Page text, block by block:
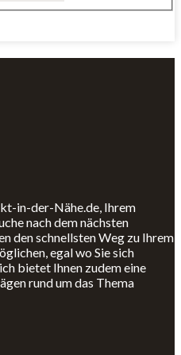
in-der-Nähe.de, Ihrem
nach dem nächsten
den schnellsten Weg zu Ihrem
egal wo Sie sich
bietet Ihnen zudem eine
rund um das Thema